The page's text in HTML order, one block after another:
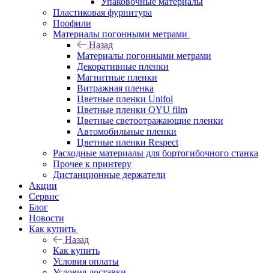
Пластиковая фурнитура
Профили
Материалы погонными метрами
Назад
Материалы погонными метрами
Декоративные пленки
Магнитные пленки
Витражная пленка
Цветные пленки Unifol
Цветные пленки OYU film
Цветные светоотражающие пленки
Автомобильные пленки
Цветные пленки Respect
Расходные материалы для бортогибочного станка
Прочее к принтеру
Дистанционные держатели
Акции
Сервис
Блог
Новости
Как купить
Назад
Как купить
Условия оплаты